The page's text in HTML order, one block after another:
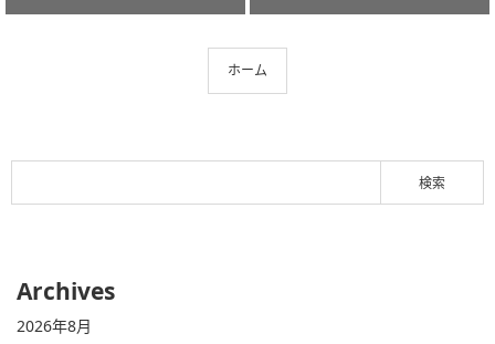
ホーム
Archives
2026年8月